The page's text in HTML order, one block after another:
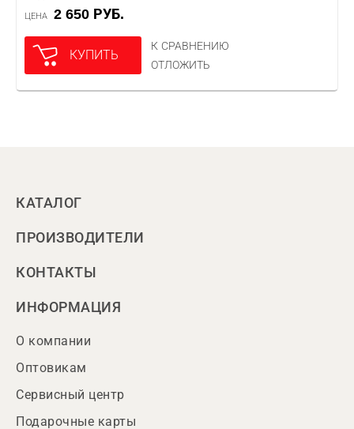
ЦЕНА 2 650 РУБ.
КУПИТЬ
К СРАВНЕНИЮ
ОТЛОЖИТЬ
КАТАЛОГ
ПРОИЗВОДИТЕЛИ
КОНТАКТЫ
ИНФОРМАЦИЯ
О компании
Оптовикам
Сервисный центр
Подарочные карты